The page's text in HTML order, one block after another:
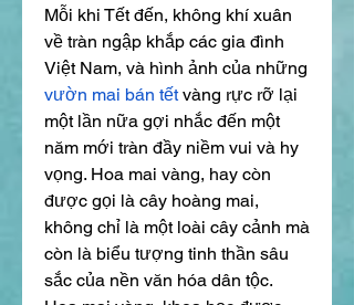
Mỗi khi Tết đến, không khí xuân
về tràn ngập khắp các gia đình
vườn mai bán tết vàng rực rỡ lại
một lần nữa gợi nhắc đến một
năm mới tràn đầy niềm vui và hy
vọng. Hoa mai vàng, hay còn
được gọi là cây hoàng mai,
không chỉ là một loài cây cảnh mà
còn là biểu tượng tinh thần sâu
sắc của nền văn hóa dân tộc.